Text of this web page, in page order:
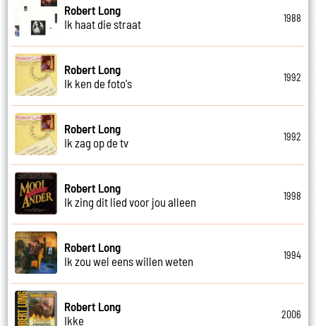
Robert Long
Ik haat die straat
1988
Robert Long
Ik ken de foto's
1992
Robert Long
Ik zag op de tv
1992
Robert Long
Ik zing dit lied voor jou alleen
1998
Robert Long
Ik zou wel eens willen weten
1994
Robert Long
Ikke
2006